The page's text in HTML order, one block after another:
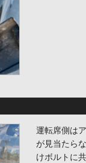
運転席側は
が見当たら
けボルトに